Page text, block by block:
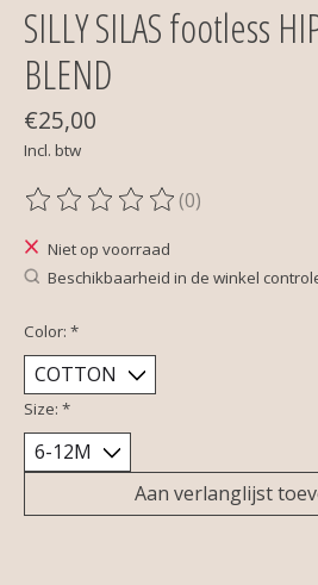
SILLY SILAS footless
BLEND
€25,00
Incl. btw
De beoordeling van dit product is
(0)
Niet op voorraad
Beschikbaarheid in de winkel
Color: *
Size: *
Aan verlanglijst